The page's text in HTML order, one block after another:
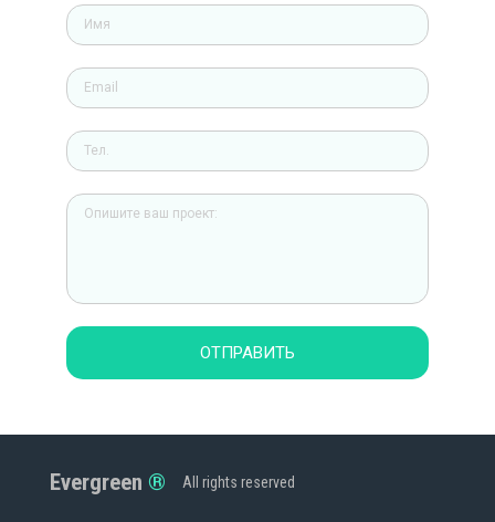
ОТПРАВИТЬ
Evergreen All rights reserved